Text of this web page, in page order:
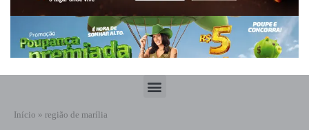
Início » região de marília